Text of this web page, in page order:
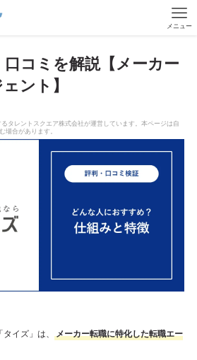
メニュー
コミを解説【メーカー
ント】
イズ」は、
メーカー転職に特化した転職エー